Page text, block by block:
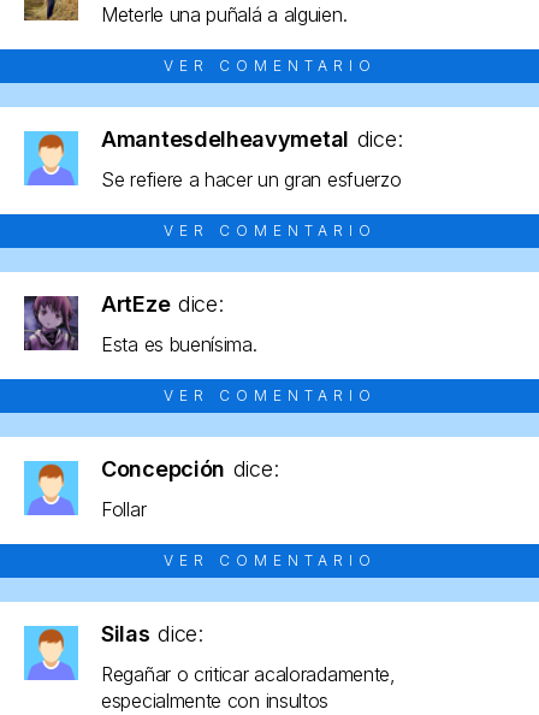
Meterle una puñalá a alguien.
VER COMENTARIO
Amantesdelheavymetal dice:
Se refiere a hacer un gran esfuerzo
VER COMENTARIO
ArtEze dice:
Esta es buenísima.
VER COMENTARIO
Concepción dice:
Follar
VER COMENTARIO
Silas dice:
Regañar o criticar acaloradamente,
especialmente con insultos